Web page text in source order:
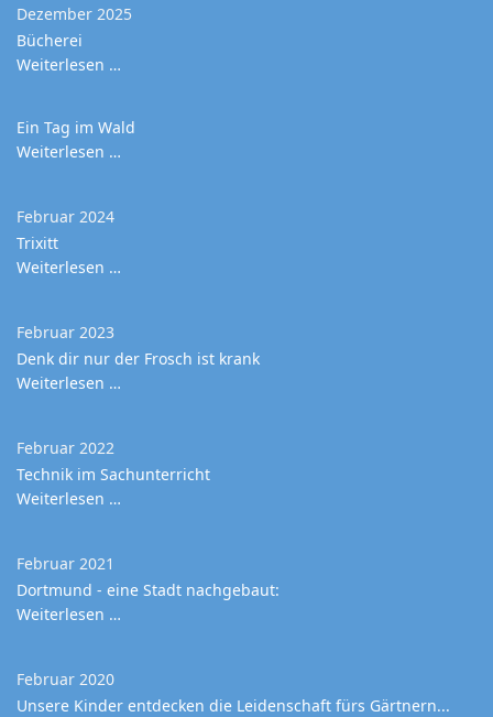
Dezember 2025
Bücherei
Weiterlesen …
Ein Tag im Wald
Weiterlesen …
Februar 2024
Trixitt
Weiterlesen …
Februar 2023
Denk dir nur der Frosch ist krank
Weiterlesen …
Februar 2022
Technik im Sachunterricht
Weiterlesen …
Februar 2021
Dortmund - eine Stadt nachgebaut:
Weiterlesen …
Februar 2020
Unsere Kinder entdecken die Leidenschaft fürs Gärtnern...